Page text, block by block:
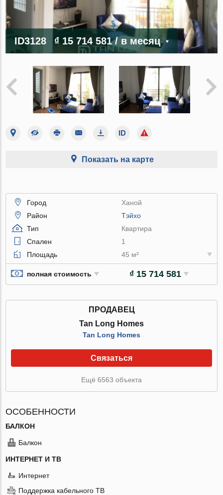
ID3128 ₫ 15 714 581/ в месяц
Показать на карте
Город
Ханой
Район
Тэйхо
Тип
Квартира
Спален
1
Площадь
45 м²
полная стоимость ₫ 15 714 581
ПРОДАВЕЦ
Tan Long Homes
Tan Long Homes
Связаться
Ещё 6563 объекта
ОСОБЕННОСТИ
БАЛКОН
Балкон
ИНТЕРНЕТ И ТВ
Интернет
Поддержка кабельного ТВ